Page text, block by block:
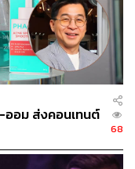
ารณาข้อห้ามเพิ่ม
งคืน หรือการบังคับ
ม่มีสิ้นสุด (Infinite
จนในเดือนกรกฎาคม
ชียลฯ
ออม ส่งคอนเทนต์
68